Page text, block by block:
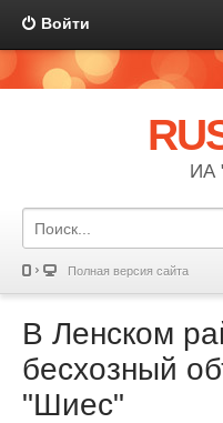
Войти
ИА
Полная версия сайта
В Ленском
бесхозный
"Шиес"